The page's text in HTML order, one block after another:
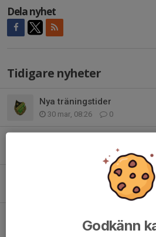
Dela nyhet
Tidigare nyheter
Nya träningstider
30 mar, 08:26 0
IF Leikins träningskläder
7 dec 2025 1
Godkänn